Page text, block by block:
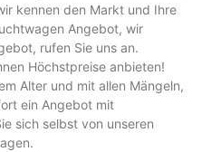
kennen den Markt und Ihre
Angebot, wir
rufen Sie uns an.
Höchstpreise anbieten!
Alter und mit allen Mängeln,
ein Angebot mit
sich selbst von unseren